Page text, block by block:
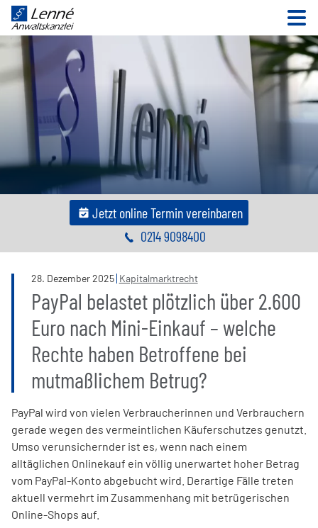
Jetzt online Termin vereinbaren
0214 9098400
28. Dezember2025 Kapitalmarktrecht
PayPal belastet plötzlich über 2.600
Euro nach Mini-Einkauf – welche
Rechte haben Betroffene bei
mutmaßlichem Betrug?
PayPal wird von vielen Verbraucherinnen und Verbrauchern
gerade wegen des vermeintlichen Käuferschutzes genutzt.
Umso verunsichernder ist es, wenn nach einem
alltäglichen Onlinekauf ein völlig unerwartet hoher Betrag
vom PayPal-Konto abgebucht wird. Derartige Fälle treten
aktuell vermehrt im Zusammenhang mit betrügerischen
Online-Shops auf.